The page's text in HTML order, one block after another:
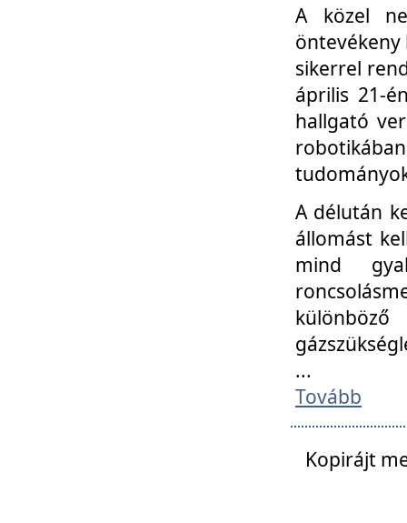
A közel
öntevékeny
sikerrel
április 21-
hallgató
A délután
állomást
mind
...
Tovább
Kopirájt